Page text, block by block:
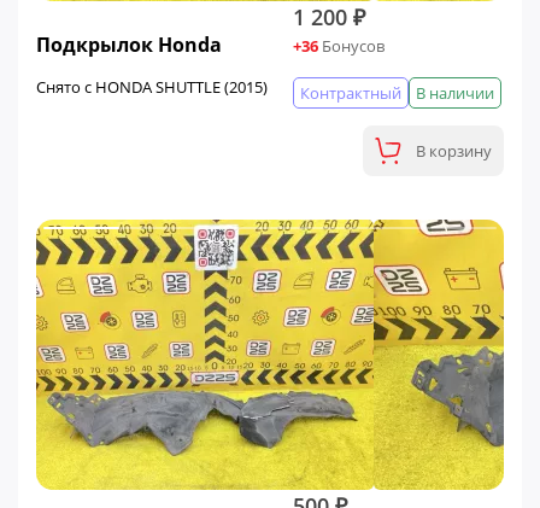
Подкрылок Honda
Снято с HONDA SHUTTLE (2015)
1 200 ₽
+36 Бонусов
В наличии
Контрактный
В корзину